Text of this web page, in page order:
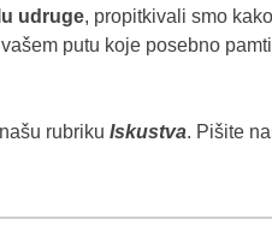
udruge, propitkivali smo
putu koje posebno
rubriku Iskustva. Pišite